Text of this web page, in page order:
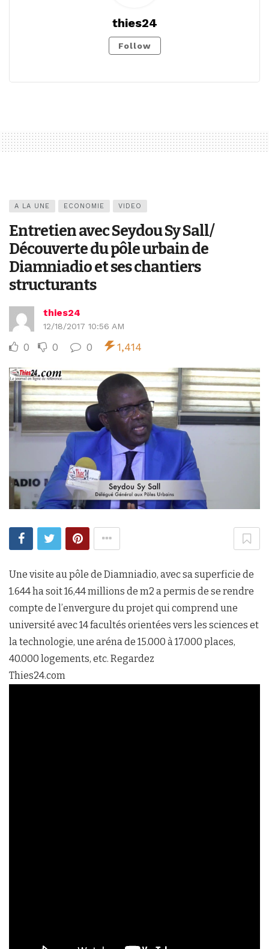
thies24
Follow
A LA UNE ECONOMIE VIDEO
Entretien avec Seydou Sy Sall/
Découverte du pôle urbain de
Diamniadio et ses chantiers
structurants
thies24
12/18/2017 10:56 AM
0 0 0 1,414
Une visite au pôle de Diamniadio, avec sa superficie de
1.644 ha soit 16,44 millions de m2 a permis de se rendre
compte de l’envergure du projet qui comprend une
université avec 14 facultés orientées vers les sciences et
la technologie, une aréna de 15.000 à 17.000 places,
40.000 logements, etc. Regardez
Thies24.com